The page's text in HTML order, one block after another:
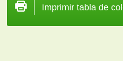
Imprimir tabla de